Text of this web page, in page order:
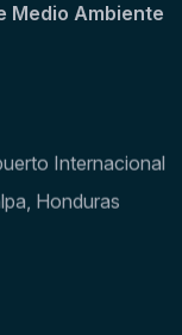
Medio Ambiente
Internacional
Honduras